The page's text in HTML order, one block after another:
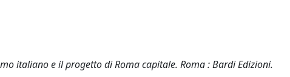
italiano e il progetto di Roma capitale. Roma : Bardi Edizioni.